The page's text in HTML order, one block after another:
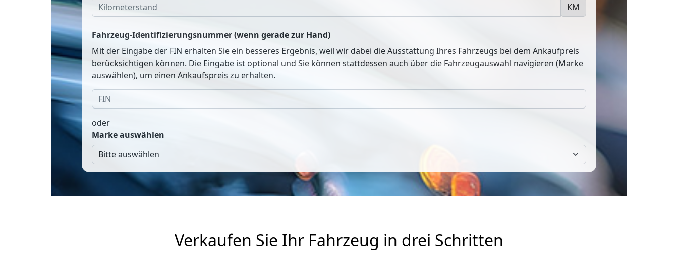
KM
Fahrzeug-Identifizierungsnummer (wenn gerade zur Hand)
Mit der Eingabe der FIN erhalten Sie ein besseres Ergebnis, weil wir dabei die Ausstattung Ihres Fahrzeugs bei dem Ankaufpreis
berücksichtigen können. Die Eingabe ist optional und Sie können stattdessen auch über die Fahrzeugauswahl navigieren (Marke
auswählen), um einen Ankaufspreis zu erhalten.
oder
Marke auswählen
Verkaufen Sie Ihr Fahrzeug in drei Schritten